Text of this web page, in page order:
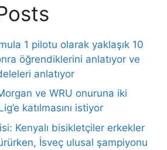
1 pilotu olarak yaklaşık 10
öğrendiklerini anlatıyor ve
anlatıyor
ve WRU onuruna iki
katılmasını istiyor
Kenyalı bisikletçiler erkekler
İsveç ulusal şampiyonu